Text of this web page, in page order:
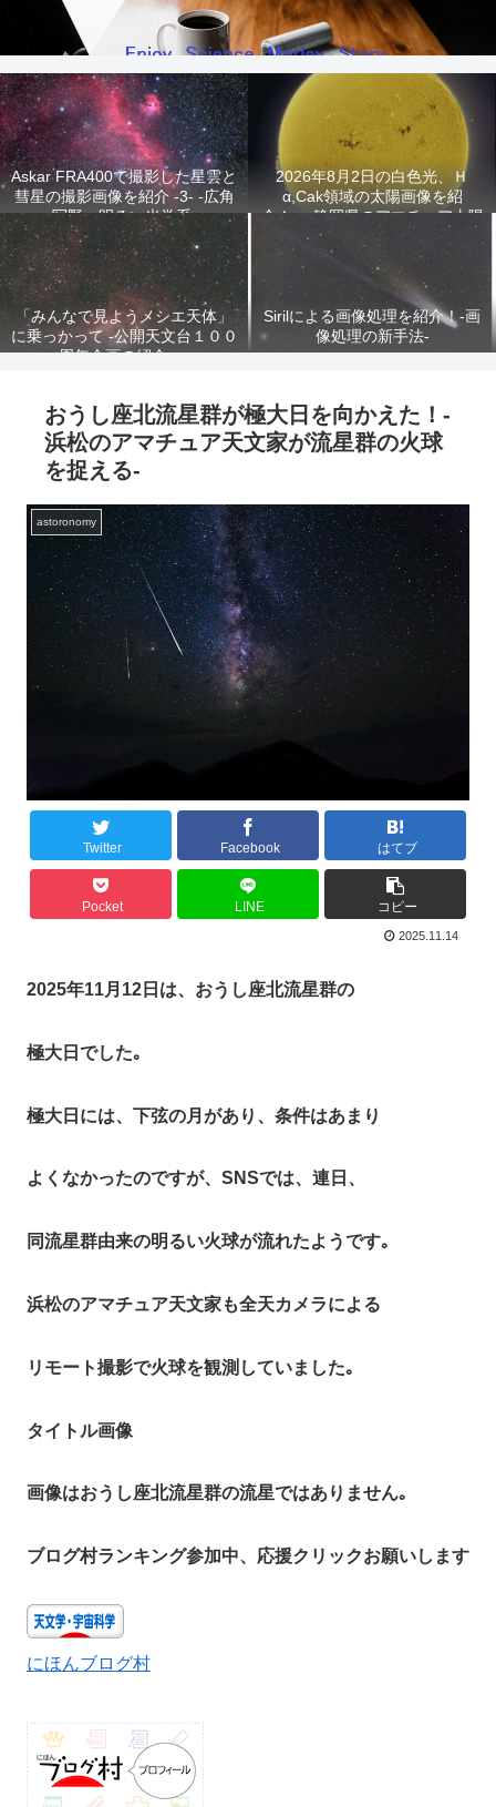
Askar FRA400で撮影した星雲と
彗星の撮影画像を紹介 -3- -広角
写野、明るい光学系-
2026年8月2日の白色光、Ｈ
α,Cak領域の太陽画像を紹
介！ -静岡県のアマチュア太陽
観測家が撮影!-
「みんなで見ようメシエ天体」
に乗っかって -公開天文台１００
周年企画の紹介-
Sirilによる画像処理を紹介！-画
像処理の新手法-
おうし座北流星群が極大日を向かえた！-
浜松のアマチュア天文家が流星群の火球
を捉える-
astoronomy
Twitter Facebook はてブ
Pocket LINE コピー
2025.11.14
2025年11月12日は、おうし座北流星群の
極大日でした｡
極大日には、下弦の月があり、条件はあまり
よくなかったのですが、SNSでは、連日、
同流星群由来の明るい火球が流れたようです｡
浜松のアマチュア天文家も全天カメラによる
リモート撮影で火球を観測していました｡
タイトル画像
画像はおうし座北流星群の流星ではありません｡
ブログ村ランキング参加中、応援クリックお願いします
にほんブログ村